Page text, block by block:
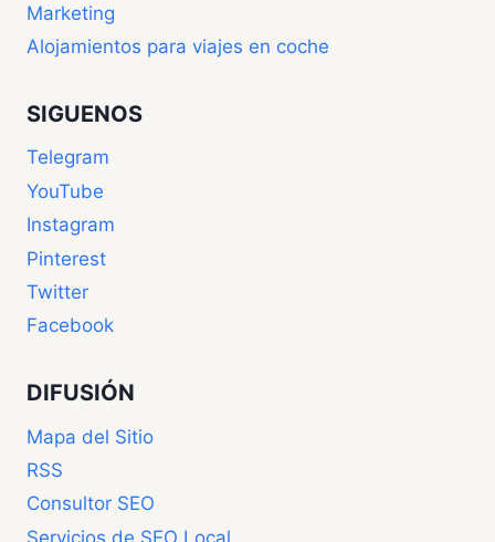
Marketing
Alojamientos para viajes en coche
SIGUENOS
Telegram
YouTube
Instagram
Pinterest
Twitter
Facebook
DIFUSIÓN
Mapa del Sitio
RSS
Consultor SEO
Servicios de SEO Local